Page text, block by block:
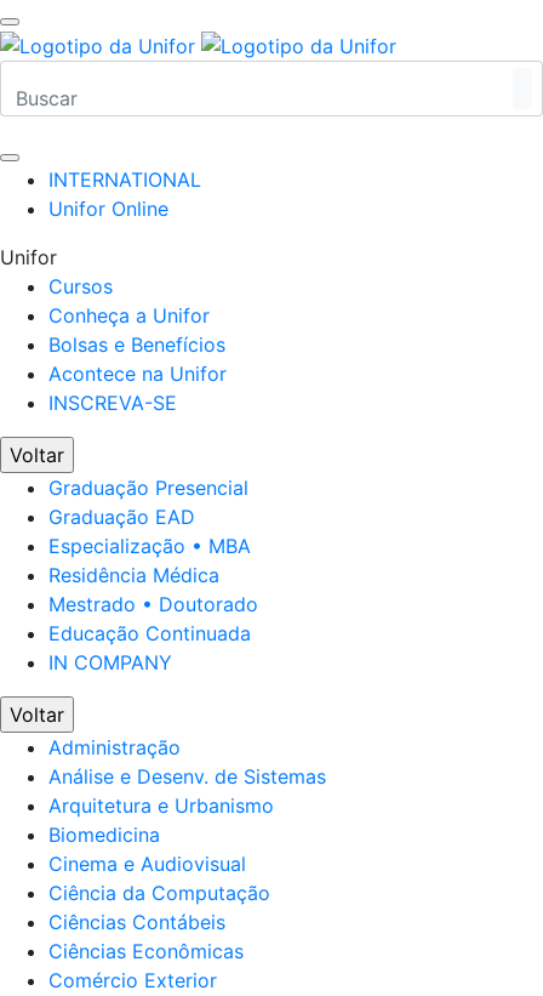
INTERNATIONAL
Unifor Online
Unifor
Cursos
Conheça a Unifor
Bolsas e Benefícios
Acontece na Unifor
INSCREVA-SE
Voltar
Graduação Presencial
Graduação EAD
Especialização • MBA
Residência Médica
Mestrado • Doutorado
Educação Continuada
IN COMPANY
Voltar
Administração
Análise e Desenv. de Sistemas
Arquitetura e Urbanismo
Biomedicina
Cinema e Audiovisual
Ciência da Computação
Ciências Contábeis
Ciências Econômicas
Comércio Exterior